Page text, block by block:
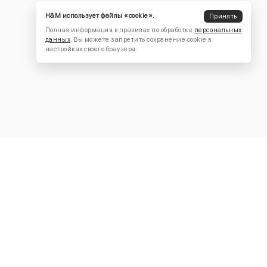
H&M использует файлы «cookie».
Принять
Полная информация в правилах по обработке персональных
данных. Вы можете запретить сохранение cookie в
настройках своего браузера